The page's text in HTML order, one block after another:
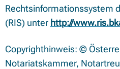
Rechtsinformationssystem
(RIS) unter http://
Copyrighthinweis: ©
Notariatskammer,